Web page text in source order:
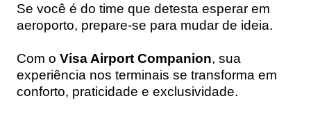
Se você é do time que detesta esperar em
aeroporto, prepare-se para mudar de ideia.
Com o Visa Airport Companion, sua
experiência nos terminais se transforma em
conforto, praticidade e exclusividade.